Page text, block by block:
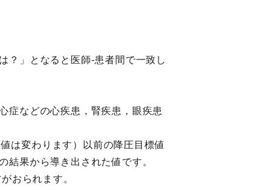
？」となると医師-患者間で一致し
症などの心疾患，腎疾患，眼疾患
は変わります）以前の降圧目標値
結果から導き出された値です。
おられます。